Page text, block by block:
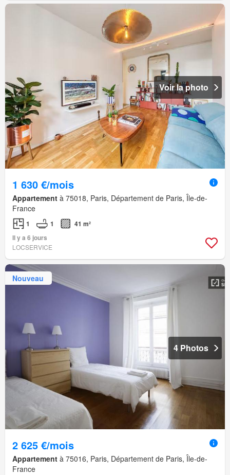
Voir la photo
1 630 €/mois
Appartement à 75018, Paris, Département de Paris, Île-de-
France
1 1
41 m²
Il y a 6 jours
LOCSERVICE
Nouveau
4 Photos
2 625 €/mois
Appartement à 75016, Paris, Département de Paris, Île-de-
France